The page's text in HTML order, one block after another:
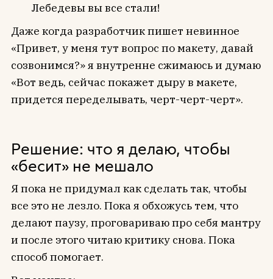
Лебедевы вы все стали!
Даже когда разработчик пишет невинное
«Привет, у меня тут вопрос по макету, давай
созвонимся?» я внутренне сжимаюсь и думаю
«Вот ведь, сейчас покажет дыру в макете,
придется переделывать, черт-черт-черт».
Решение: что я делаю, чтобы
«бесит» не мешало
Я пока не придумал как сделать так, чтобы
все это не лезло. Пока я обхожусь тем, что
делают паузу, проговариваю про себя мантру
и после этого читаю критику снова. Пока
способ помогает.